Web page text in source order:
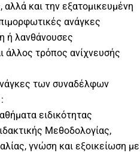
αλλά και την εξατομικευμένη
ανάγκες
ή λανθάνουσες
άλλος τρόπος ανίχνευσής
των συναδέλφων
ειδικότητας
Μεθοδολογίας,
γνώση και εξοικείωση με